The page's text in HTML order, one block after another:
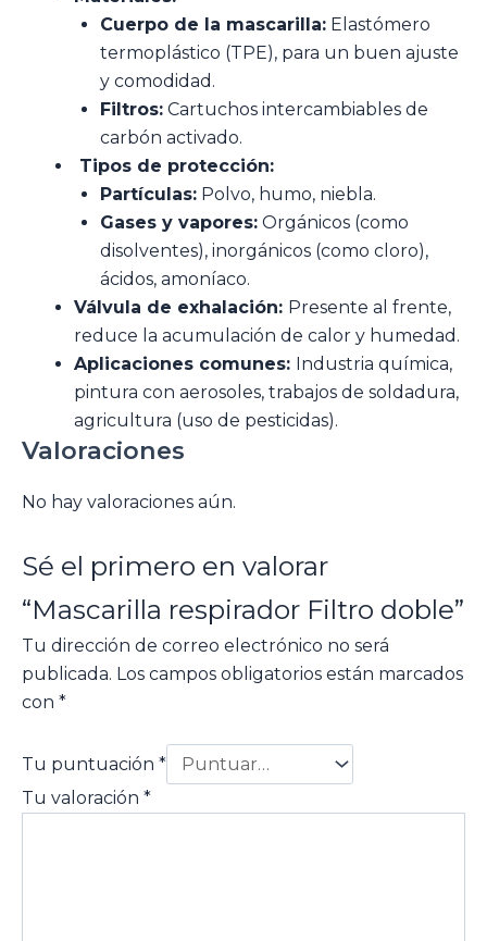
Cuerpo de la mascarilla: Elastómero
termoplástico (TPE), para un buen ajuste
y comodidad.
Filtros: Cartuchos intercambiables de
carbón activado.
Tipos de protección:
Partículas: Polvo, humo, niebla.
Gases y vapores: Orgánicos (como
disolventes), inorgánicos (como cloro),
ácidos, amoníaco.
Válvula de exhalación: Presente al frente,
reduce la acumulación de calor y humedad.
Aplicaciones comunes: Industria química,
pintura con aerosoles, trabajos de soldadura,
agricultura (uso de pesticidas).
Valoraciones
No hay valoraciones aún.
Sé el primero en valorar
“Mascarilla respirador Filtro doble”
Tu dirección de correo electrónico no será
publicada. Los campos obligatorios están marcados
con *
Tu puntuación *
Tu valoración *